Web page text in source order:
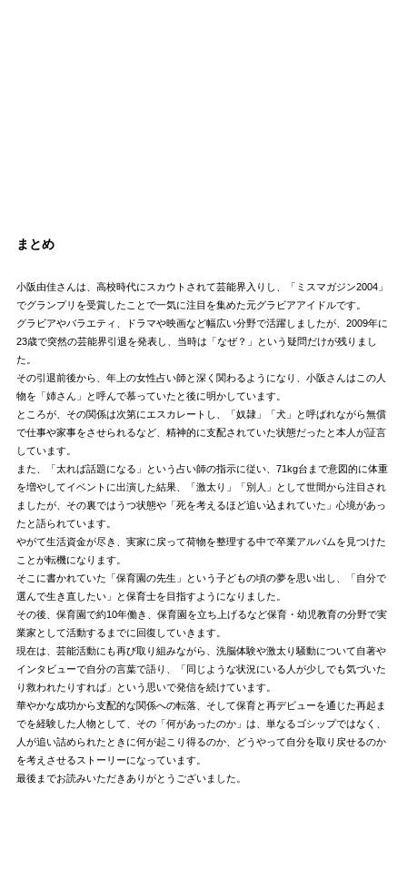
まとめ
小阪由佳さんは、高校時代にスカウトされて芸能界入りし、「ミスマガジン2004」
でグランプリを受賞したことで一気に注目を集めた元グラビアアイドルです。
グラビアやバラエティ、ドラマや映画など幅広い分野で活躍しましたが、2009年に
23歳で突然の芸能界引退を発表し、当時は「なぜ？」という疑問だけが残りまし
た。
その引退前後から、年上の女性占い師と深く関わるようになり、小阪さんはこの人
物を「姉さん」と呼んで慕っていたと後に明かしています。
ところが、その関係は次第にエスカレートし、「奴隷」「犬」と呼ばれながら無償
で仕事や家事をさせられるなど、精神的に支配されていた状態だったと本人が証言
しています。
また、「太れば話題になる」という占い師の指示に従い、71kg台まで意図的に体重
を増やしてイベントに出演した結果、「激太り」「別人」として世間から注目され
ましたが、その裏ではうつ状態や「死を考えるほど追い込まれていた」心境があっ
たと語られています。
やがて生活資金が尽き、実家に戻って荷物を整理する中で卒業アルバムを見つけた
ことが転機になります。
そこに書かれていた「保育園の先生」という子どもの頃の夢を思い出し、「自分で
選んで生き直したい」と保育士を目指すようになりました。
その後、保育園で約10年働き、保育園を立ち上げるなど保育・幼児教育の分野で実
業家として活動するまでに回復していきます。
現在は、芸能活動にも再び取り組みながら、洗脳体験や激太り騒動について自著や
インタビューで自分の言葉で語り、「同じような状況にいる人が少しでも気づいた
り救われたりすれば」という思いで発信を続けています。
華やかな成功から支配的な関係への転落、そして保育と再デビューを通じた再起ま
でを経験した人物として、その「何があったのか」は、単なるゴシップではなく、
人が追い詰められたときに何が起こり得るのか、どうやって自分を取り戻せるのか
を考えさせるストーリーになっています。
最後までお読みいただきありがとうございました。